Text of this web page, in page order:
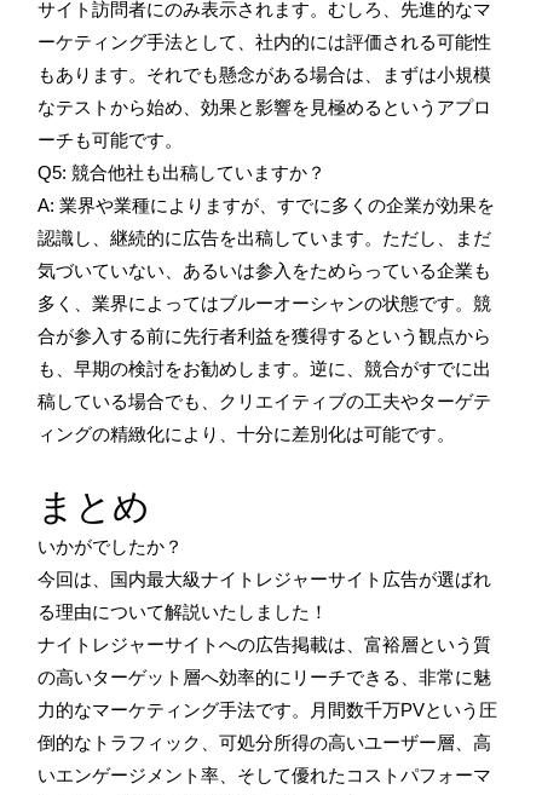
サイト訪問者にのみ表示されます。むしろ、先進的なマ
ーケティング手法として、社内的には評価される可能性
もあります。それでも懸念がある場合は、まずは小規模
なテストから始め、効果と影響を見極めるというアプロ
ーチも可能です。
Q5: 競合他社も出稿していますか？
A: 業界や業種によりますが、すでに多くの企業が効果を
認識し、継続的に広告を出稿しています。ただし、まだ
気づいていない、あるいは参入をためらっている企業も
多く、業界によってはブルーオーシャンの状態です。競
合が参入する前に先行者利益を獲得するという観点から
も、早期の検討をお勧めします。逆に、競合がすでに出
稿している場合でも、クリエイティブの工夫やターゲテ
ィングの精緻化により、十分に差別化は可能です。
まとめ
いかがでしたか？
今回は、国内最大級ナイトレジャーサイト広告が選ばれ
る理由について解説いたしました！
ナイトレジャーサイトへの広告掲載は、富裕層という質
の高いターゲット層へ効率的にリーチできる、非常に魅
力的なマーケティング手法です。月間数千万PVという圧
倒的なトラフィック、可処分所得の高いユーザー層、高
いエンゲージメント率、そして優れたコストパフォーマ